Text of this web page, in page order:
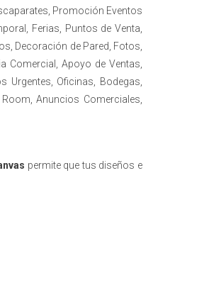
Promoción Eventos
Ferias, Puntos de Venta,
Decoración de Pared, Fotos,
Comercial, Apoyo de Ventas,
Urgentes, Oficinas, Bodegas,
Anuncios Comerciales,
permite que tus diseños e